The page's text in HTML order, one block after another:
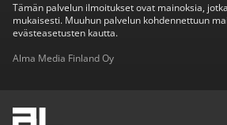
Tämän palvelun ilmoitukset ovat mainoksia,
mukaisesti. Muuhun palvelun kohdennettuun
evästeasetusten kautta.
Alma Media Finland Oy